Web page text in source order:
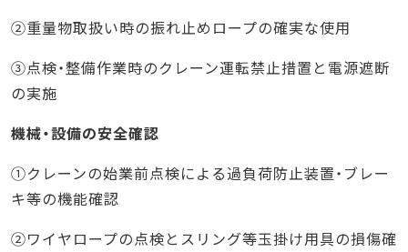
②重量物取扱い時の振れ止めロープの確実な使用
③点検・整備作業時のクレーン運転禁止措置と電源遮断
の実施
機械・設備の安全確認
①クレーンの始業前点検による過負荷防止装置・ブレー
キ等の機能確認
②ワイヤロープの点検とスリング等玉掛け用具の損傷確